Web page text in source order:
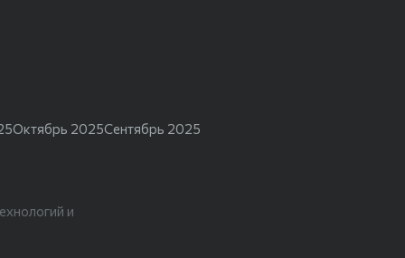
Октябрь 2025Сентябрь 2025
и